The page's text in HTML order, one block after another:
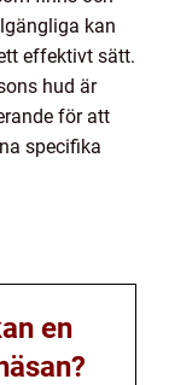
kan
effektivt sätt.
hud är
för att
specifika
en